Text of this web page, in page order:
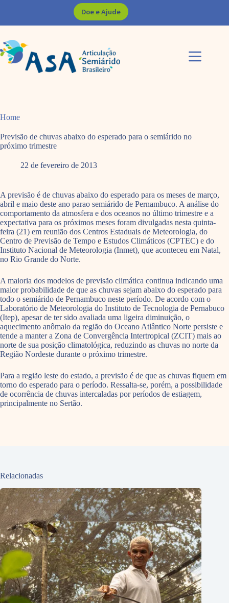
Doe e Ajude
Home
Previsão de chuvas abaixo do esperado para o semiárido no
próximo trimestre
22 de fevereiro de 2013
A previsão é de chuvas abaixo do esperado para os meses de março,
abril e maio deste ano parao semiárido de Pernambuco. A análise do
comportamento da atmosfera e dos oceanos no último trimestre e a
expectativa para os próximos meses foram divulgadas nesta quinta-
feira (21) em reunião dos Centros Estaduais de Meteorologia, do
Centro de Previsão de Tempo e Estudos Climáticos (CPTEC) e do
Instituto Nacional de Meteorologia (Inmet), que aconteceu em Natal,
no Rio Grande do Norte.
A maioria dos modelos de previsão climática continua indicando uma
maior probabilidade de que as chuvas sejam abaixo do esperado para
todo o semiárido de Pernambuco neste período. De acordo com o
Laboratório de Meteorologia do Instituto de Tecnologia de Pernabuco
(Itep), apesar de ter sido avaliada uma ligeira diminuição, o
aquecimento anômalo da região do Oceano Atlântico Norte persiste e
tende a manter a Zona de Convergência Intertropical (ZCIT) mais ao
norte de sua posição climatológica, reduzindo as chuvas no norte da
Região Nordeste durante o próximo trimestre.
Para a região leste do estado, a previsão é de que as chuvas fiquem em
torno do esperado para o período. Ressalta-se, porém, a possibilidade
de ocorrência de chuvas intercaladas por períodos de estiagem,
principalmente no Sertão.
Relacionadas